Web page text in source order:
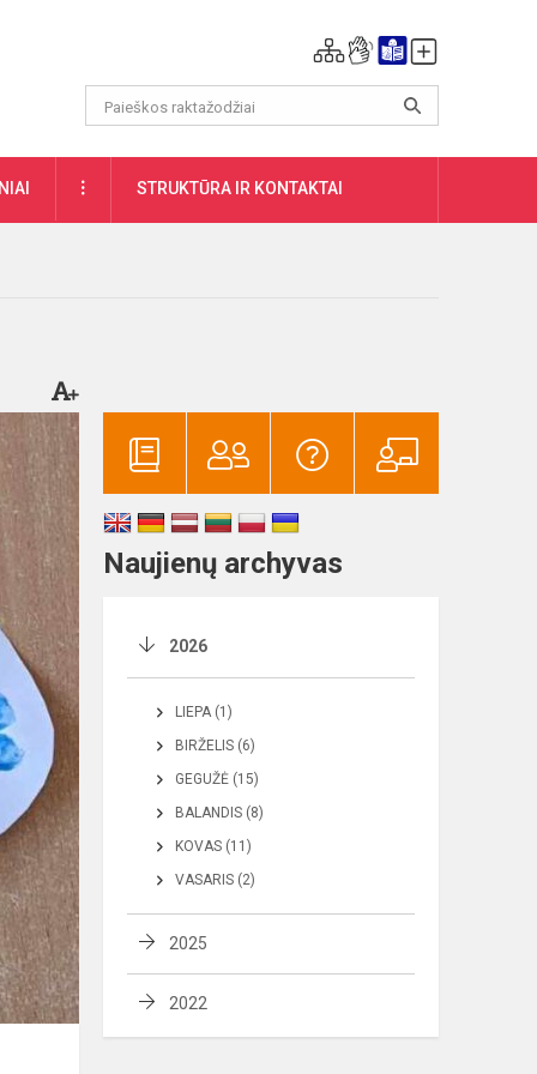
DAUGIAUSTRUKTŪRA IR KONTAKTAI
Naujienų archyvas
2026
LIEPA (1)
BIRŽELIS (6)
GEGUŽĖ (15)
BALANDIS (8)
KOVAS (11)
VASARIS (2)
2025
2022